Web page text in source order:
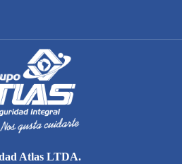
Atlas LTDA.